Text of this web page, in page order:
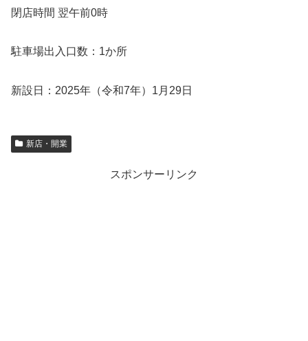
閉店時間 翌午前0時
駐車場出入口数：1か所
新設日：2025年（令和7年）1月29日
新店・開業
スポンサーリンク